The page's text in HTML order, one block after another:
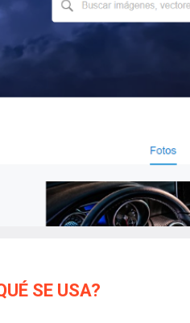
SE USA?